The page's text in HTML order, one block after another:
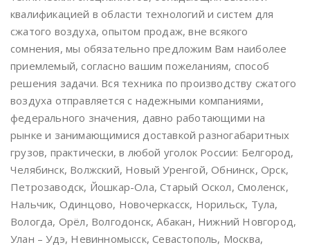
квалификацией в области технологий и систем для
сжатого воздуха, опытом продаж, вне всякого
сомнения, мы обязательно предложим Вам наиболее
приемлемый, согласно вашим пожеланиям, способ
решения задачи. Вся техника по производству сжатого
воздуха отправляется с надежными компаниями,
федерального значения, давно работающими на
рынке и занимающимися доставкой разногабаритных
грузов, практически, в любой уголок России: Белгород,
Челябинск, Волжский, Новый Уренгой, Обнинск, Орск,
Петрозаводск, Йошкар-Ола, Старый Оскол, Смоленск,
Нальчик, Одинцово, Новочеркасск, Норильск, Тула,
Вологда, Орёл, Волгодонск, Абакан, Нижний Новгород,
Улан – Удэ, Невинномысск, Севастополь, Москва,